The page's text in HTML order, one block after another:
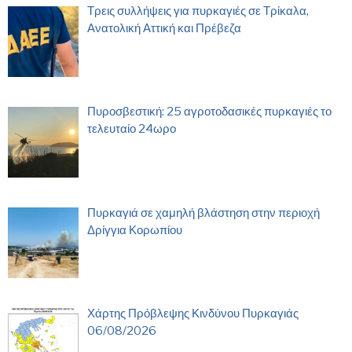
Τρεις συλλήψεις για πυρκαγιές σε Τρίκαλα,
Ανατολική Αττική και Πρέβεζα
Πυροσβεστική: 25 αγροτοδασικές πυρκαγιές το
τελευταίο 24ωρο
Πυρκαγιά σε χαμηλή βλάστηση στην περιοχή
Δρίγγια Κορωπίου
Χάρτης Πρόβλεψης Κινδύνου Πυρκαγιάς
06/08/2026